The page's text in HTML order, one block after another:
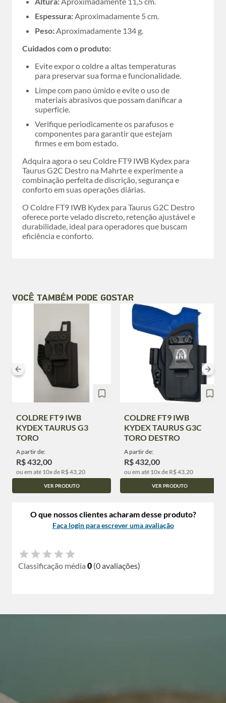
Espessura:Aproximadamente 5 cm.
Peso:Aproximadamente 134 g.
Cuidados com o produto:
Evite expor o coldre a altas temperaturas
para preservar sua forma e funcionalidade.
Limpe com pano úmido e evite o uso de
materiais abrasivos que possam danificar a
superfície.
Verifique periodicamente os parafusos e
componentes para garantir que estejam
firmes e em bom estado.
Adquira agora o seu Coldre FT9 IWB Kydex para
Taurus G2C Destro na Mahrte e experimente a
combinação perfeita de discrição, segurança e
conforto em suas operações diárias.
O Coldre FT9 IWB Kydex para Taurus G2C Destro
oferece porte velado discreto, retenção ajustável e
durabilidade, ideal para operadores que buscam
eficiência e conforto.
VOCÊ TAMBÉM PODE GOSTAR
COLDRE FT9 IWB
KYDEX TAURUS G3
TORO
A partir de:
R$ 432,00
ou em até 10x de R$ 43,20
VER PRODUTO
COLDRE FT9 IWB
KYDEX TAURUS G3C
TORO DESTRO
A partir de:
R$ 432,00
ou em até 10x de R$ 43,20
VER PRODUTO
O que nossos clientes acharam desse produto?
Faça login para escrever uma avaliação
Classificação média 0 (0 avaliações)